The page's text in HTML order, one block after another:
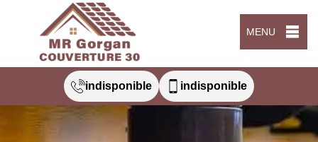
MENU
indisponible indisponible